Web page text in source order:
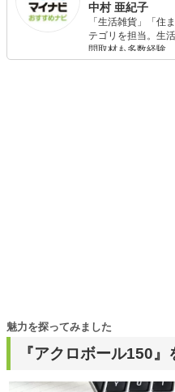
中村 亜紀子
「生活雑貨」「住
テゴリを担当。生
問取材も多数経験
りや壁紙チェンジ
『アクロボール150』
魅力を探ってみました